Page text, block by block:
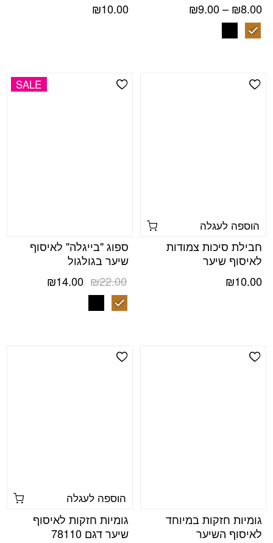
₪8.00
–
₪9.00
₪10.00
Add Wishlist
הוספה לעגלה
חבילת סיכות צמודות
לאיסוף שיער
₪10.00
Add Wishlist
SALE
ספוג "בייגלה" לאיסוף
שיער בגולגול
₪22.00
המחיר₪14.00
Add Wishlist
גומיות חזקות במיוחד
לאיסוף השיער
Add Wishlist
הוספה לעגלה
גומיות חזקות לאיסוף
שיער דגם 78110